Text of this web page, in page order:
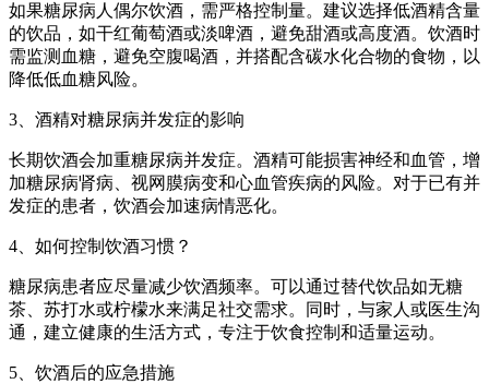
如果糖尿病人偶尔饮酒，需严格控制量。建议选择低酒精含量
的饮品，如干红葡萄酒或淡啤酒，避免甜酒或高度酒。饮酒时
需监测血糖，避免空腹喝酒，并搭配含碳水化合物的食物，以
降低低血糖风险。
3、酒精对糖尿病并发症的影响
长期饮酒会加重糖尿病并发症。酒精可能损害神经和血管，增
加糖尿病肾病、视网膜病变和心血管疾病的风险。对于已有并
发症的患者，饮酒会加速病情恶化。
4、如何控制饮酒习惯？
糖尿病患者应尽量减少饮酒频率。可以通过替代饮品如无糖
茶、苏打水或柠檬水来满足社交需求。同时，与家人或医生沟
通，建立健康的生活方式，专注于饮食控制和适量运动。
5、饮酒后的应急措施